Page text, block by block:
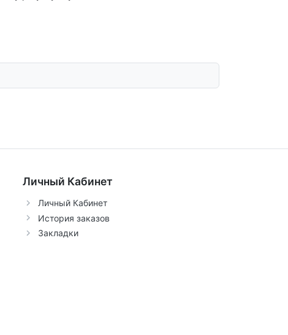
Личный Кабинет
Личный Кабинет
История заказов
Закладки